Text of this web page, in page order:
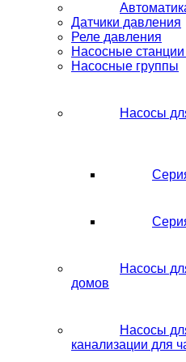
Датчики давления
Реле давления
Насосные
Насосные группы
Насосы
Насосы
домов
Насосы
канализации для